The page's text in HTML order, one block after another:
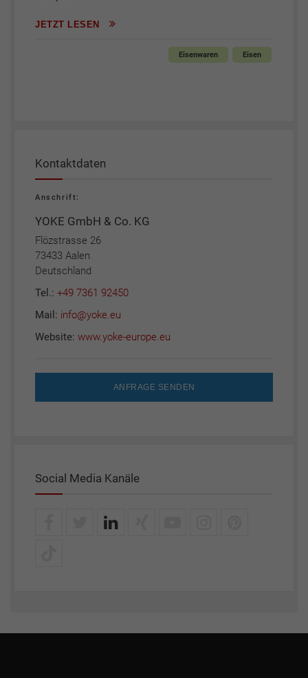
JETZT LESEN
Eisenwaren Eisen
Kontaktdaten
Anschrift:
YOKE GmbH & Co. KG
Flözstrasse 26
73433 Aalen
Deutschland
Tel.: +49 7361 92450
Mail: info@yoke.eu
Website: www.yoke-europe.eu
ANFRAGE SENDEN
Social Media Kanäle